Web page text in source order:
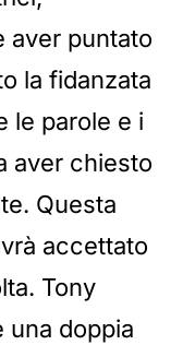
aver puntato
la fidanzata
le parole e i
aver chiesto
Questa
accettato
Tony
una doppia